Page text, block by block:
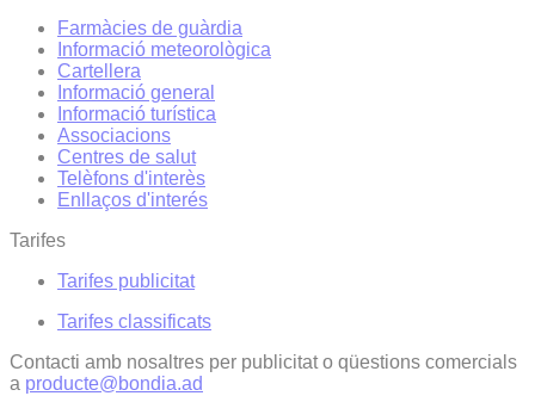
Farmàcies de guàrdia
Informació meteorològica
Cartellera
Informació general
Informació turística
Associacions
Centres de salut
Telèfons d'interès
Enllaços d'interés
Tarifes
Tarifes publicitat
Tarifes classificats
Contacti amb nosaltres per publicitat o qüestions comercials
a producte@bondia.ad